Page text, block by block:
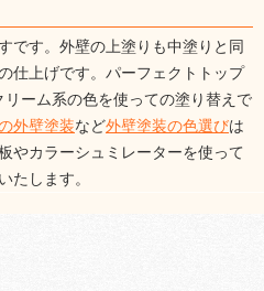
です。外壁の上塗りも中塗りと同
仕上げです。パーフェクトトップ
ーム系の色を使っての塗り替えで
外壁塗装など外壁塗装の色選びは
やカラーシュミレーターを使って
たします。